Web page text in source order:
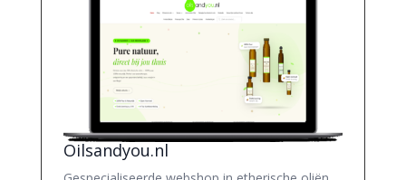
Oilsandyou.nl